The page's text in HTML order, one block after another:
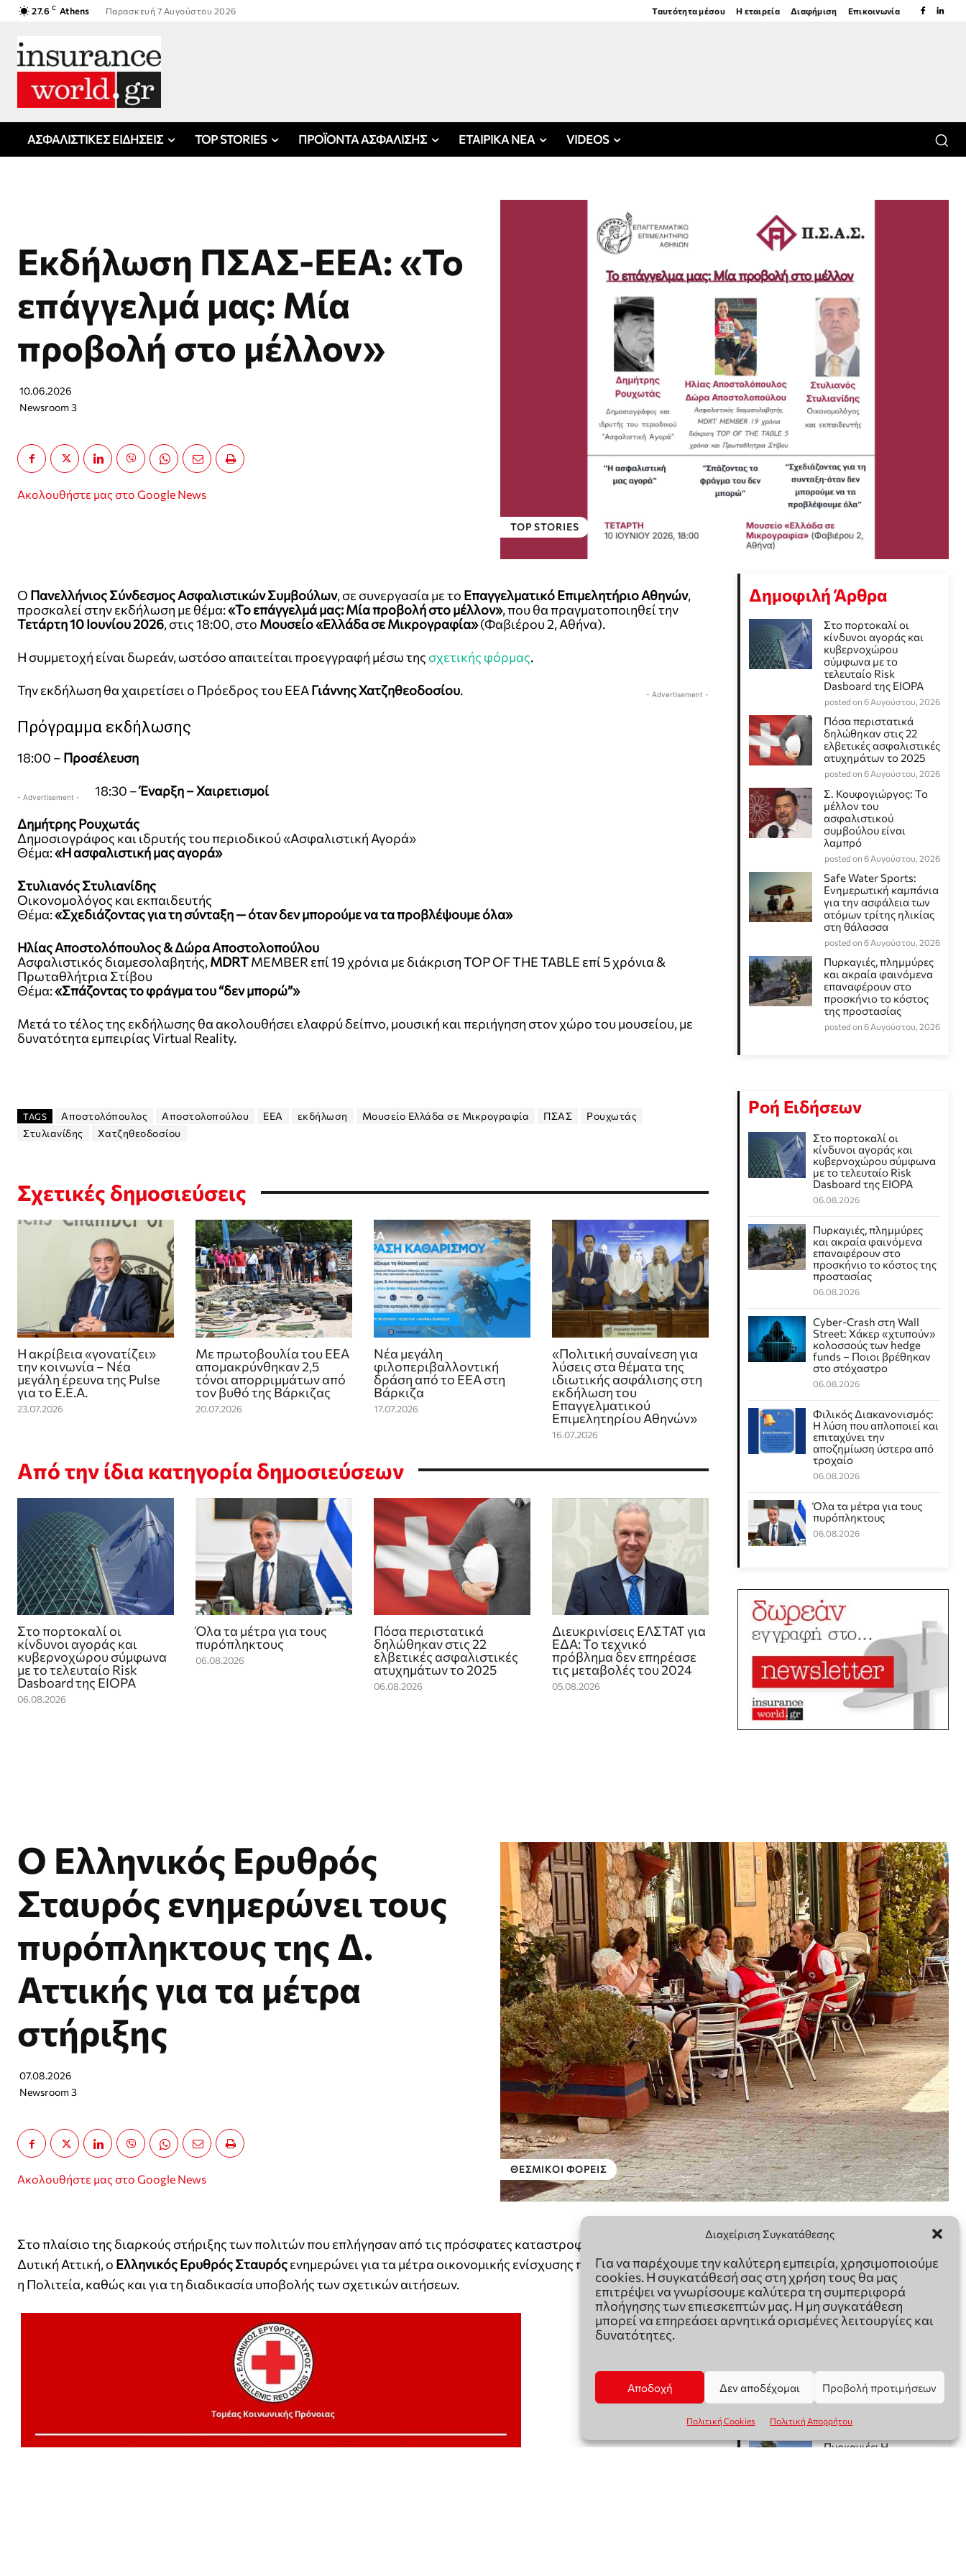
Διαχείριση Συγκατάθεσης
Για να παρέχουμε την καλύτερη εμπειρία, χρησιμοποιούμε
cookies. Η συγκατάθεσή σας στη χρήση τους θα μας
επιτρέψει να γνωρίσουμε καλύτερα τη συμπεριφορά
πλοήγησης των επιεσκεπτών μας. Η μη συγκατάθεση
μπορεί να επηρεάσει αρνητικά ορισμένες λειτουργίες και
δυνατότητες.
Αποδοχή Δεν αποδέχομαι Προβολή προτιμήσεων
Πολιτική Cookies Πολιτική Απορρήτου
27.6 C Athens Παρασκευή 7 Αυγούστου 2026 Ταυτότητα μέσου Η εταιρεία Διαφήμιση Επικοινωνία
ΑΣΦΑΛΙΣΤΙΚΕΣ ΕΙΔΗΣΕΙΣ TOP STORIES ΠΡΟΪΟΝΤΑ ΑΣΦΑΛΙΣΗΣ ΕΤΑΙΡΙΚΑ ΝΕΑ VIDEOS
Εκδήλωση ΠΣΑΣ-ΕΕΑ: «Το
επάγγελμά μας: Μία
προβολή στο μέλλον»
10.06.2026
Newsroom 3
Ακολουθήστε μας στο Google News
TOP STORIES
Ο Πανελλήνιος Σύνδεσμος Ασφαλιστικών Συμβούλων, σε συνεργασία με το Επαγγελματικό Επιμελητήριο Αθηνών,
προσκαλεί στην εκδήλωση με θέμα:«Το επάγγελμά μας: Μία προβολή στο μέλλον», που θα πραγματοποιηθεί την
Τετάρτη 10 Ιουνίου 2026, στις 18:00, στο Μουσείο «Ελλάδα σε Μικρογραφία»(Φαβιέρου 2, Αθήνα).
Η συμμετοχή είναι δωρεάν, ωστόσο απαιτείται προεγγραφή μέσω της σχετικής φόρμας.
- Advertisement -
Την εκδήλωση θα χαιρετίσει ο Πρόεδρος του ΕΕΑΓιάννης Χατζηθεοδοσίου.
Πρόγραμμα εκδήλωσης
18:00 – Προσέλευση
- Advertisement - 18:30 –Έναρξη – Χαιρετισμοί
Δημήτρης Ρουχωτάς
Δημοσιογράφος και ιδρυτής του περιοδικού «Ασφαλιστική Αγορά»
Θέμα:«Η ασφαλιστική μας αγορά»
Στυλιανός Στυλιανίδης
Οικονομολόγος και εκπαιδευτής
Θέμα:«Σχεδιάζοντας για τη σύνταξη — όταν δεν μπορούμε να τα προβλέψουμε όλα»
Ηλίας Αποστολόπουλος & Δώρα Αποστολοπούλου
Ασφαλιστικός διαμεσολαβητής, MDRTMEMBER επί 19 χρόνια με διάκριση TOP OF THE TABLE επί 5 χρόνια &
Πρωταθλήτρια Στίβου
Θέμα:«Σπάζοντας το φράγμα του “δεν μπορώ”»
Μετά το τέλος της εκδήλωσης θα ακολουθήσει ελαφρύ δείπνο, μουσική και περιήγηση στον χώρο του μουσείου, με
δυνατότητα εμπειρίας Virtual Reality.
TAGS Αποστολόπουλος Αποστολοπούλου ΕΕΑ εκδήλωση Μουσείο Ελλάδα σε Μικρογραφία ΠΣΑΣ
Ρουχωτάς
Στυλιανίδης
Χατζηθεοδοσίου
Σχετικές δημοσιεύσεις
Η ακρίβεια «γονατίζει»
την κοινωνία – Νέα
μεγάλη έρευνα της Pulse
για το Ε.Ε.Α.
23.07.2026
Με πρωτοβουλία του ΕΕΑ
απομακρύνθηκαν 2,5
τόνοι απορριμμάτων από
τον βυθό της Βάρκιζας
20.07.2026
Νέα μεγάλη
φιλοπεριβαλλοντική
δράση από το ΕΕΑ στη
Βάρκιζα
17.07.2026
«Πολιτική συναίνεση για
λύσεις στα θέματα της
ιδιωτικής ασφάλισης στη
εκδήλωση του
Επαγγελματικού
Επιμελητηρίου Αθηνών»
16.07.2026
Από την ίδια κατηγορία δημοσιεύσεων
Στο πορτοκαλί οι
κίνδυνοι αγοράς και
κυβερνοχώρου σύμφωνα
με το τελευταίο Risk
Dasboard της EIOPA
06.08.2026
Όλα τα μέτρα για τους
πυρόπληκτους
06.08.2026
Πόσα περιστατικά
δηλώθηκαν στις 22
ελβετικές ασφαλιστικές
ατυχημάτων το 2025
06.08.2026
Διευκρινίσεις ΕΛΣΤΑΤ για
ΕΔΑ: Το τεχνικό
πρόβλημα δεν επηρέασε
τις μεταβολές του 2024
05.08.2026
Δημοφιλή Άρθρα
Στο πορτοκαλί οι
κίνδυνοι αγοράς και
κυβερνοχώρου
σύμφωνα με το
τελευταίο Risk
Dasboard της EIOPA
posted on 6 Αυγούστου, 2026
Πόσα περιστατικά
δηλώθηκαν στις 22
ελβετικές ασφαλιστικές
ατυχημάτων το 2025
posted on 6 Αυγούστου, 2026
Σ. Κουφογιώργος: To
μέλλον του
ασφαλιστικού
συμβούλου είναι
λαμπρό
posted on 6 Αυγούστου, 2026
Safe Water Sports:
Eνημερωτική καμπάνια
για την ασφάλεια των
ατόμων τρίτης ηλικίας
στη θάλασσα
posted on 6 Αυγούστου, 2026
Πυρκαγιές, πλημμύρες
και ακραία φαινόμενα
επαναφέρουν στο
προσκήνιο το κόστος
της προστασίας
posted on 6 Αυγούστου, 2026
Ροή Ειδήσεων
Στο πορτοκαλί οι
κίνδυνοι αγοράς και
κυβερνοχώρου σύμφωνα
με το τελευταίο Risk
Dasboard της EIOPA
06.08.2026
Πυρκαγιές, πλημμύρες
και ακραία φαινόμενα
επαναφέρουν στο
προσκήνιο το κόστος της
προστασίας
06.08.2026
Cyber-Crash στη Wall
Street: Χάκερ «χτυπούν»
κολοσσούς των hedge
funds – Ποιοι βρέθηκαν
στο στόχαστρο
06.08.2026
Φιλικός Διακανονισμός:
Η λύση που απλοποιεί και
επιταχύνει την
αποζημίωση ύστερα από
τροχαίο
06.08.2026
Όλα τα μέτρα για τους
πυρόπληκτους
06.08.2026